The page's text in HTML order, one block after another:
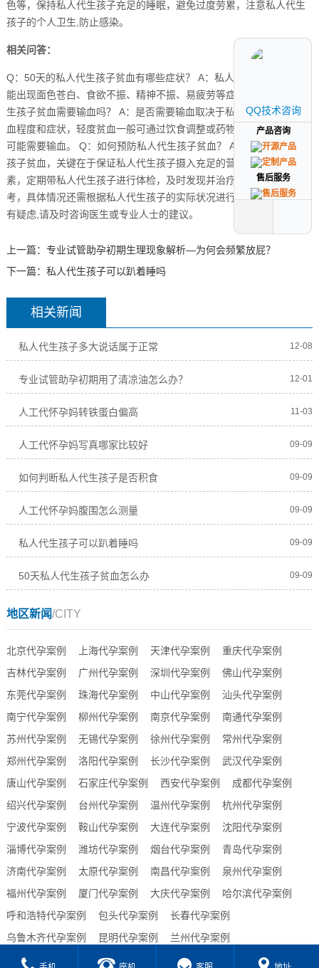
色等，保持私人代生孩子充足的睡眠，避免过度劳累，注意私人代生
孩子的个人卫生,防止感染。
相关问答：
Q：50天的私人代生孩子贫血有哪些症状？ A：私人代生孩子贫血可
能出现面色苍白、食欲不振、精神不振、易疲劳等症状。 Q：私人代
生孩子贫血需要输血吗？ A：是否需要输血取决于私人代生孩子的贫
血程度和症状，轻度贫血一般可通过饮食调整或药物治疗，重度贫血
可能需要输血。 Q：如何预防私人代生孩子贫血？ A：预防私人代生
孩子贫血，关键在于保证私人代生孩子摄入充足的营养，尤其是铁元
素，定期带私人代生孩子进行体检，及时发现并治疗贫血。 仅供参
考，具体情况还需根据私人代生孩子的实际状况进行判断和处理，如
有疑虑,请及时咨询医生或专业人士的建议。
上一篇： 专业试管助孕初期生理现象解析—为何会频繁放屁？
下一篇： 私人代生孩子可以趴着睡吗
相关新闻
私人代生孩子多大说话属于正常 12-08
专业试管助孕初期用了清凉油怎么办？ 12-01
人工代怀孕妈转铁蛋白偏高 11-03
人工代怀孕妈写真哪家比较好 09-09
如何判断私人代生孩子是否积食 09-09
人工代怀孕妈腹围怎么测量 09-09
私人代生孩子可以趴着睡吗 09-09
50天私人代生孩子贫血怎么办 09-09
地区新闻/CITY
北京代孕案例 上海代孕案例 天津代孕案例
重庆代孕案例
吉林代孕案例
广州代孕案例 深圳代孕案例
佛山代孕案例
东莞代孕案例
珠海代孕案例 中山代孕案例
汕头代孕案例
南宁代孕案例
柳州代孕案例 南京代孕案例
南通代孕案例
苏州代孕案例
无锡代孕案例 徐州代孕案例
常州代孕案例
郑州代孕案例
洛阳代孕案例 长沙代孕案例
武汉代孕案例
唐山代孕案例
石家庄代孕案例 西安代孕案例
成都代孕案例
绍兴代孕案例
台州代孕案例 温州代孕案例
杭州代孕案例
宁波代孕案例
鞍山代孕案例 大连代孕案例
沈阳代孕案例
淄博代孕案例
潍坊代孕案例 烟台代孕案例
青岛代孕案例
济南代孕案例
太原代孕案例 南昌代孕案例
泉州代孕案例
福州代孕案例
厦门代孕案例 大庆代孕案例
哈尔滨代孕案例
呼和浩特代孕案例
包头代孕案例
长春代孕案例
乌鲁木齐代孕案例
昆明代孕案例
兰州代孕案例
贵阳代孕案例
合肥代孕案例 西宁代孕案例 海口代孕案例
QQ技术咨询
产品咨询
售后服务
QQ技术咨询
产品咨询
售后服务